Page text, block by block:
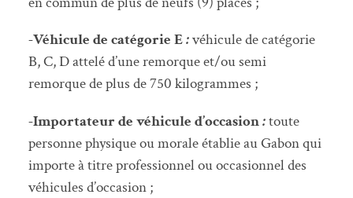
-Véhicule de catégorie E:véhicule de catégorie
B, C, D attelé d’une remorque et/ou semi
remorque de plus de 750 kilogrammes ;
-Importateur de véhicule d’occasion:toute
personne physique ou morale établie au Gabon qui
importe à titre professionnel ou occasionnel des
véhicules d’occasion ;